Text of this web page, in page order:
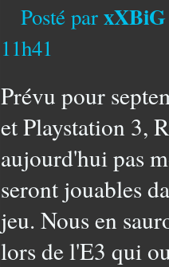
Posté par
11h41
Prévu pour
et Playstation 3,
aujourd'hui pas
seront jouables
jeu. Nous en
lors de l'E3 qui